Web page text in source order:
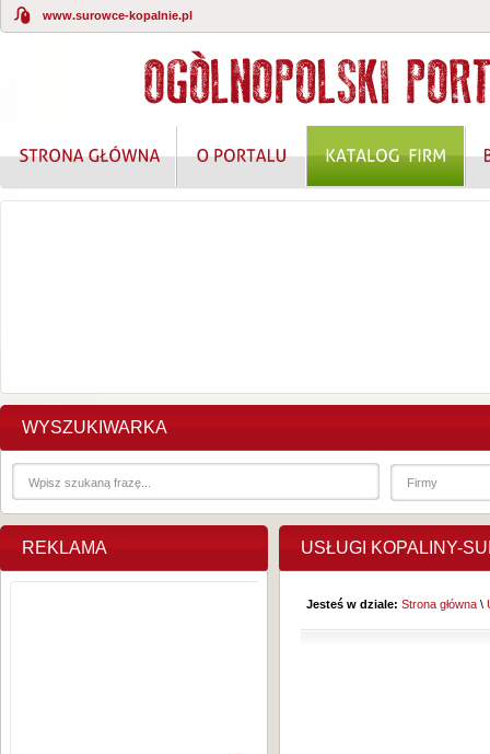
www.surowce-kopalnie.pl
WYSZUKIWARKA
REKLAMA USŁUGI KOPALINY-
Jesteś w dziale: Strona główna \